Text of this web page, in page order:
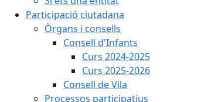
Participació ciutadana
Òrgans i consells
Consell d'Infants
Curs 2024-2025
Curs 2025-2026
Consell de Vila
Processos participatius